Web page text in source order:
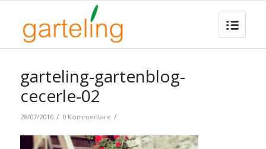
garteling-gartenblog-
cecerle-02
28/07/2016 / 0 Kommentare /